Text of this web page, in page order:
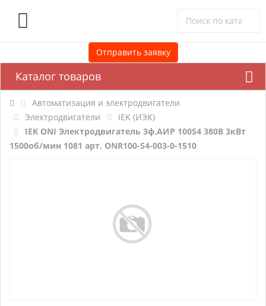
Отправить заявку
Каталог товаров
Автоматизация и электродвигатели
Электродвигатели
IEK (ИЭК)
IEK ONI Электродвигатель 3ф.АИР 100S4 380В 3кВт
1500об/мин 1081 арт. ONR100-S4-003-0-1510